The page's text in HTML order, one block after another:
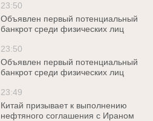
23:50
Объявлен первый потенциальный
банкрот среди физических лиц
23:50
Объявлен первый потенциальный
банкрот среди физических лиц
23:49
Китай призывает к выполнению
нефтяного соглашения с Ираном